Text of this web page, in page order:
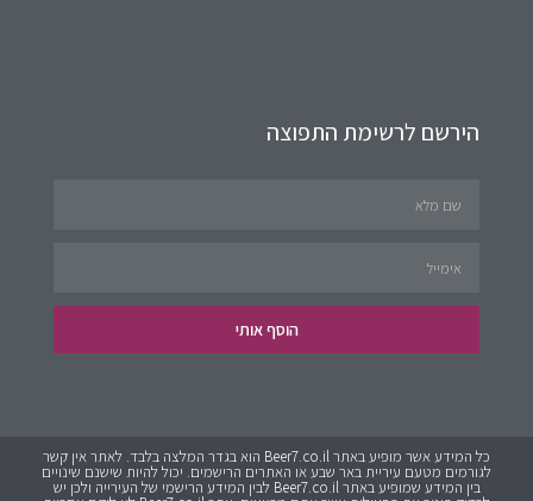
הירשם לרשימת התפוצה
הוסף אותי
כל המידע אשר מופיע באתר Beer7.co.il הוא בגדר המלצה בלבד. לאתר אין קשר
לגורמים מטעם עיריית באר שבע או האתרים הרישמים. יכול להיות שישנם שינויים
בין המידע שמופיע באתר Beer7.co.il לבין המידע הרישמי של העירייה ולכן יש